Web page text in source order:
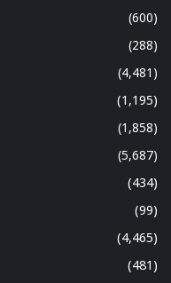
(600)
(288)
(4,481)
(1,195)
(1,858)
(5,687)
(434)
(99)
(4,465)
(481)